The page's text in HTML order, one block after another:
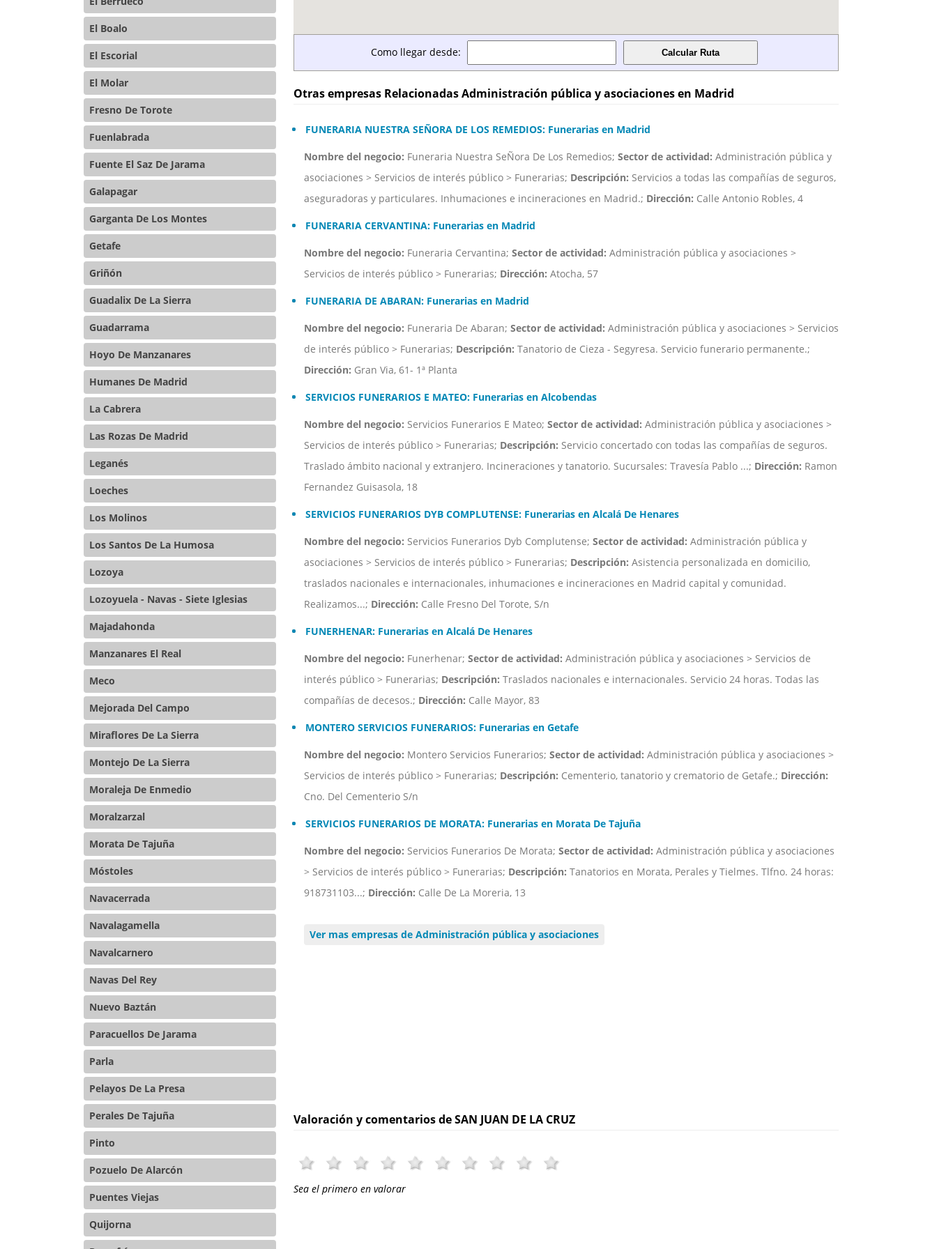
El Boalo
El Escorial
El Molar
Fresno De Torote
Fuenlabrada
Fuente El Saz De Jarama
Galapagar
Garganta De Los Montes
Getafe
Griñón
Guadalix De La Sierra
Guadarrama
Hoyo De Manzanares
Humanes De Madrid
La Cabrera
Las Rozas De Madrid
Leganés
Loeches
Los Molinos
Los Santos De La Humosa
Lozoya
Lozoyuela - Navas - Siete Iglesias
Majadahonda
Manzanares El Real
Meco
Mejorada Del Campo
Miraflores De La Sierra
Montejo De La Sierra
Moraleja De Enmedio
Moralzarzal
Morata De Tajuña
Móstoles
Navacerrada
Navalagamella
Navalcarnero
Navas Del Rey
Nuevo Baztán
Paracuellos De Jarama
Parla
Pelayos De La Presa
Perales De Tajuña
Pinto
Pozuelo De Alarcón
Puentes Viejas
Quijorna
Como llegar desde:
Otras empresas Relacionadas Administración pública y asociaciones en Madrid
FUNERARIA NUESTRA SEÑORA DE LOS REMEDIOS: Funerarias en Madrid
Nombre del negocio: Funeraria Nuestra SeÑora De Los Remedios; Sector de actividad: Administración pública y
asociaciones > Servicios de interés público > Funerarias; Descripción: Servicios a todas las compañías de seguros,
aseguradoras y particulares. Inhumaciones e incineraciones en Madrid.; Dirección: Calle Antonio Robles, 4
FUNERARIA CERVANTINA: Funerarias en Madrid
Nombre del negocio: Funeraria Cervantina; Sector de actividad: Administración pública y asociaciones >
Servicios de interés público > Funerarias; Dirección: Atocha, 57
FUNERARIA DE ABARAN: Funerarias en Madrid
Nombre del negocio: Funeraria De Abaran; Sector de actividad: Administración pública y asociaciones > Servicios
de interés público > Funerarias; Descripción: Tanatorio de Cieza - Segyresa. Servicio funerario permanente.;
Dirección: Gran Via, 61- 1ª Planta
SERVICIOS FUNERARIOS E MATEO: Funerarias en Alcobendas
Nombre del negocio: Servicios Funerarios E Mateo; Sector de actividad: Administración pública y asociaciones >
Servicios de interés público > Funerarias; Descripción: Servicio concertado con todas las compañías de seguros.
Traslado ámbito nacional y extranjero. Incineraciones y tanatorio. Sucursales: Travesía Pablo ...; Dirección: Ramon
Fernandez Guisasola, 18
SERVICIOS FUNERARIOS DYB COMPLUTENSE: Funerarias en Alcalá De Henares
Nombre del negocio: Servicios Funerarios Dyb Complutense; Sector de actividad: Administración pública y
asociaciones > Servicios de interés público > Funerarias; Descripción: Asistencia personalizada en domicilio,
traslados nacionales e internacionales, inhumaciones e incineraciones en Madrid capital y comunidad.
Realizamos...; Dirección: Calle Fresno Del Torote, S/n
FUNERHENAR: Funerarias en Alcalá De Henares
Nombre del negocio: Funerhenar; Sector de actividad: Administración pública y asociaciones > Servicios de
interés público > Funerarias; Descripción: Traslados nacionales e internacionales. Servicio 24 horas. Todas las
compañías de decesos.; Dirección: Calle Mayor, 83
MONTERO SERVICIOS FUNERARIOS: Funerarias en Getafe
Nombre del negocio: Montero Servicios Funerarios; Sector de actividad: Administración pública y asociaciones >
Servicios de interés público > Funerarias; Descripción: Cementerio, tanatorio y crematorio de Getafe.; Dirección:
Cno. Del Cementerio S/n
SERVICIOS FUNERARIOS DE MORATA: Funerarias en Morata De Tajuña
Nombre del negocio: Servicios Funerarios De Morata; Sector de actividad: Administración pública y asociaciones
> Servicios de interés público > Funerarias; Descripción: Tanatorios en Morata, Perales y Tielmes. Tlfno. 24 horas:
918731103...; Dirección: Calle De La Moreria, 13
Ver mas empresas de Administración pública y asociaciones
Valoración y comentarios de SAN JUAN DE LA CRUZ
Sea el primero en valorar